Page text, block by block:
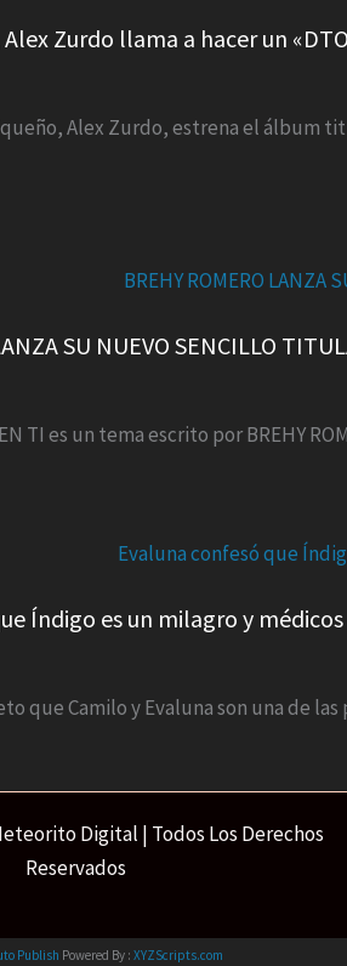
Zurdo llama a hacer un
Alex Zurdo, estrena el álbum
SU NUEVO SENCILLO
EN TI es un tema escrito por BREHY
Índigo es un milagro y
que Camilo y Evaluna son una de
Digital | Todos Los Derechos
Reservados
Publish Powered By : XYZScripts.com